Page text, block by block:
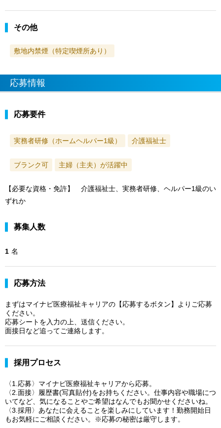
その他
敷地内禁煙（特定喫煙所あり）
応募情報
応募要件
実務者研修（ホームヘルパー1級） 介護福祉士
ブランク可 主婦（主夫）が活躍中
【必要な資格・免許】 介護福祉士、実務者研修、ヘルパー1級のい
ずれか
募集人数
1 名
応募方法
まずはマイナビ医療福祉キャリアの【応募するボタン】よりご応募
ください。
応募シートを入力の上、送信ください。
面接日など追ってご連絡します。
採用プロセス
〈1.応募〉マイナビ医療福祉キャリアから応募。
〈2.面接〉履歴書(写真貼付)をお持ちください。仕事内容や職場につ
いてなど、気になることやご希望はなんでもお聞かせくださいね。
〈3.採用〉あなたに会えることを楽しみにしています！勤務開始日
もお気軽にご相談ください。※応募の秘密は厳守します。